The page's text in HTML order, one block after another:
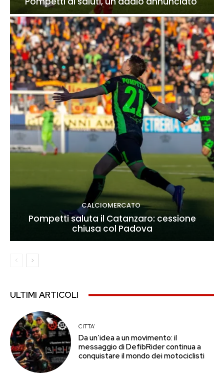
CALCIOMERCATO
Pompetti saluta il Catanzaro: cessione
chiusa col Padova
ULTIMI ARTICOLI
CITTA'
Da un’idea a un movimento: il
messaggio di DefibRider continua a
conquistare il mondo dei motociclisti